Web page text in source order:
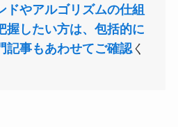
ドやアルゴリズムの仕組
握したい方は、包括的に
記事もあわせてご確認く